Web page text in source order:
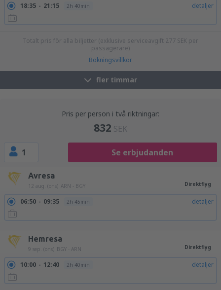
18:35 21:15 2h 40min detaljer
Totalt pris för alla biljetter (exklusive serviceavgift 277 SEK per
passagerare)
Bokningsvillkor
fler timmar
Pris per person i två riktningar:
832 SEK
1 Se erbjudanden
Avresa
12 aug. (ons) ARN - BGY Direktflyg
06:50 09:35 2h 45min detaljer
Hemresa
9 sep. (ons) BGY - ARN Direktflyg
10:00 12:40 2h 40min detaljer